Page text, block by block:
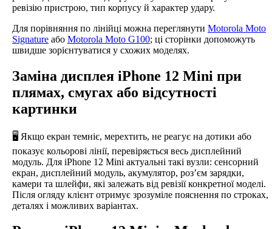
ревізію пристрою, тип корпусу й характер удару.
Для порівняння по лінійці можна переглянути Motorola Moto
Signature або Motorola Moto G100; ці сторінки допоможуть
швидше зорієнтуватися у схожих моделях.
Заміна дисплея iPhone 12 Mini при
плямах, смугах або відсутності
картинки
🖥️ Якщо екран темніє, мерехтить, не реагує на дотики або
показує кольорові лінії, перевіряється весь дисплейний
модуль. Для iPhone 12 Mini актуальні такі вузли: сенсорний
екран, дисплейний модуль, акумулятор, роз’єм зарядки,
камери та шлейфи, які залежать від ревізії конкретної моделі.
Після огляду клієнт отримує зрозуміле пояснення по строках,
деталях і можливих варіантах.